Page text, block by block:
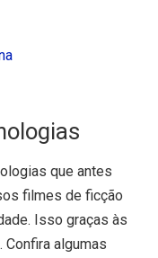
que antes
filmes de ficção
Isso graças às
algumas